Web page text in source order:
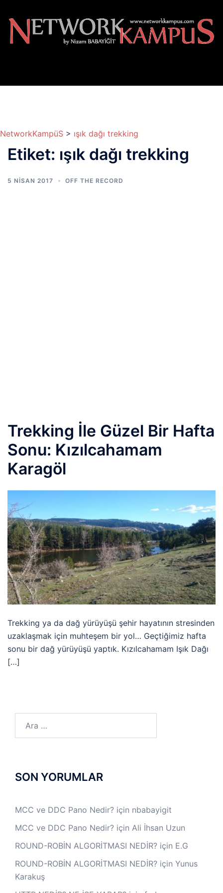
atla
NetworkKampüS > ışık dağı trekking
Etiket: ışık dağı trekking
5 NISAN 2017 OFF THE RECORD
Trekking İle Güzel Bir Hafta
Sonu: Kızılcahamam
Karagöl
Trekking ya da dağ yürüyüşü şehir hayatının stresinden
uzaklaşmak için muhteşem bir yol… Geçtiğimiz hafta
sonu bir dağ yürüyüşü yaptık. Kızılcahamam Işık Dağı
[…]
SON YORUMLAR
MCC ve DDC Pano Nedir? için nbabayigit
MCC ve DDC Pano Nedir? için Ali İhsan Uzun
ROUND-ROBİN ALGORİTMASI NEDİR? için E.G
ROUND-ROBİN ALGORİTMASI NEDİR? için Yunus
Karakuş